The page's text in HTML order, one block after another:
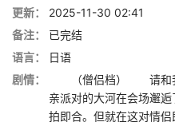
更新：
2025-11-30 02:41
备注：
已完结
语言：
日语
剧情：
（僧侣档） 请和我
亲派对的大河在会场邂
拍即合。但就在这对情